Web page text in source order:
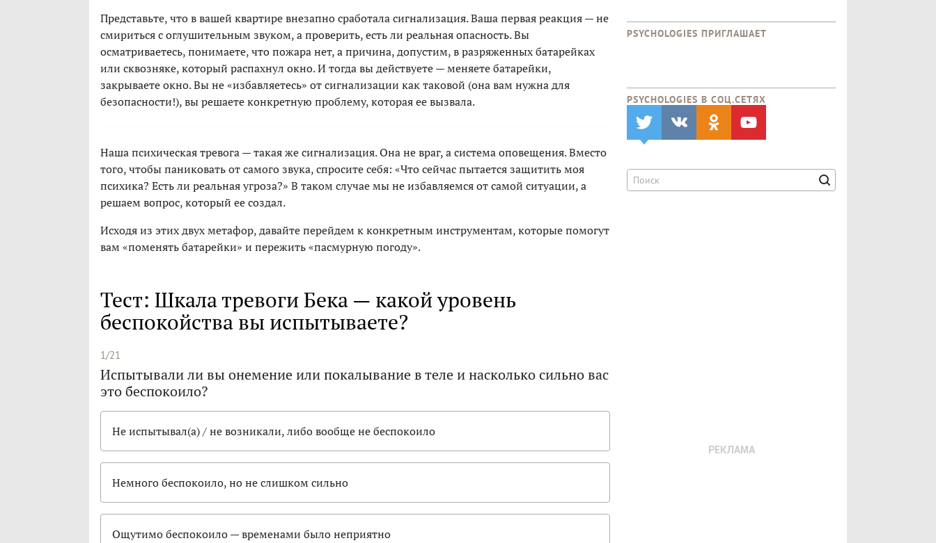
Представьте, что в вашей квартире внезапно сработала сигнализация. Ваша первая реакция — не
смириться с оглушительным звуком, а проверить, есть ли реальная опасность. Вы
осматриваетесь, понимаете, что пожара нет, а причина, допустим, в разряженных батарейках
или сквозняке, который распахнул окно. И тогда вы действуете — меняете батарейки,
закрываете окно. Вы не «избавляетесь» от сигнализации как таковой (она вам нужна для
безопасности!), вы решаете конкретную проблему, которая ее вызвала.
Наша психическая тревога — такая же сигнализация. Она не враг, а система оповещения. Вместо
того, чтобы паниковать от самого звука, спросите себя: «Что сейчас пытается защитить моя
психика? Есть ли реальная угроза?» В таком случае мы не избавляемся от самой ситуации, а
решаем вопрос, который ее создал.
Исходя из этих двух метафор, давайте перейдем к конкретным инструментам, которые помогут
вам «поменять батарейки» и пережить «пасмурную погоду».
Тест: Шкала тревоги Бека — какой уровень
беспокойства вы испытываете?
1/21
Испытывали ли вы онемение или покалывание в теле и насколько сильно вас
это беспокоило?
Не испытывал(а) / не возникали, либо вообще не беспокоило
Немного беспокоило, но не слишком сильно
Ощутимо беспокоило — временами было неприятно
PSYCHOLOGIES ПРИГЛАШАЕТ
PSYCHOLOGIES В CОЦ.СЕТЯХ